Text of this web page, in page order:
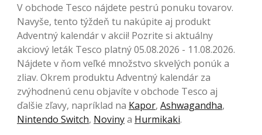
V obchode Tesco nájdete pestrú ponuku tovarov.
Navyše, tento týždeň tu nakúpite aj produkt
Adventný kalendár v akcii! Pozrite si aktuálny
akciový leták Tesco platný 05.08.2026 - 11.08.2026.
Nájdete v ňom veľké množstvo skvelých ponúk a
zliav. Okrem produktu Adventný kalendár za
zvýhodnenú cenu objavíte v obchode Tesco aj
ďalšie zľavy, napríklad na Kapor, Ashwagandha,
Nintendo Switch, Novinya Hurmikaki.